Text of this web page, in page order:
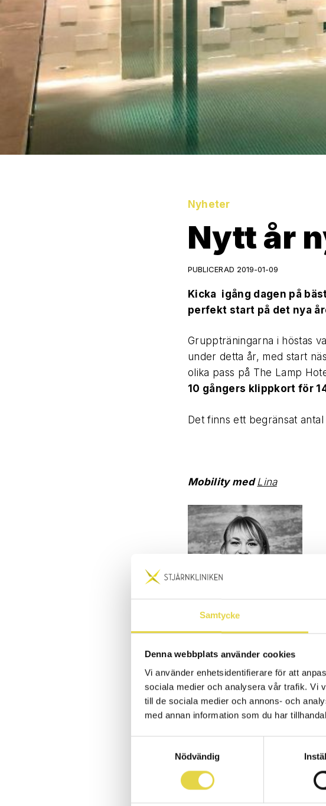
Samtycke
Denna webbplats använder cookies
Vi använder enhetsidentifierare för att
sociala medier och analysera vår trafik. Vi
till de sociala medier och annons- och
med annan information som du har
Nödvändig
Nyheter
Nytt år
PUBLICERAD 2019-01-09
Kicka igång dagen på
perfekt start på det nya
Gruppträningarna i höstas
under detta år, med start
olika pass på The Lamp
10 gångers klippkort för
Det finns ett begränsat
Mobility med Lina
Tid
Tid
Anmälan till mobility:
Pilates med